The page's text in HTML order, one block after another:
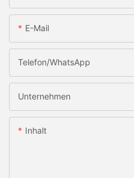
E-Mail
Telefon/WhatsApp
Unternehmen
Inhalt